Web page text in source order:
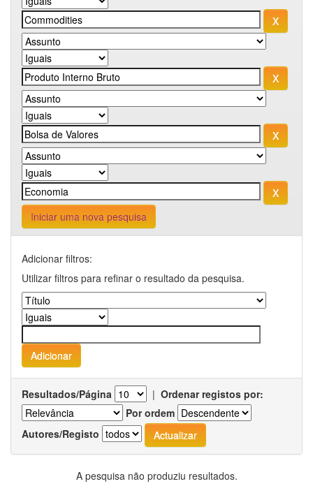
Iniciar uma nova pesquisa
Adicionar filtros:
Utilizar filtros para refinar o resultado da pesquisa.
Resultados/Página | Ordenar registos por:
Por ordem
Autores/Registo
A pesquisa não produziu resultados.